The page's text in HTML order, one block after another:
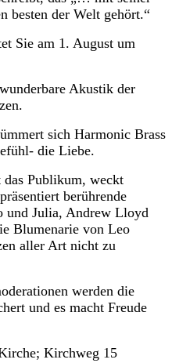
besten der Welt gehört.“
Sie am 1. August um
Akustik der
sich Harmonic Brass
die Liebe.
Publikum, weckt
berührende
und Julia, Andrew Lloyd
Blumenarie von Leo
aller Art nicht zu
werden die
und es macht Freude
Kirchweg 15